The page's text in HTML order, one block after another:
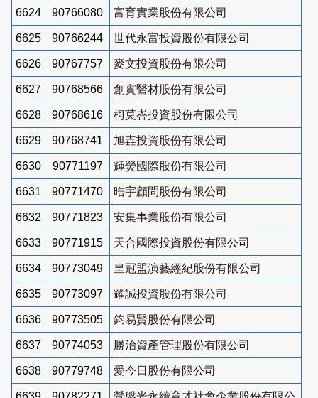
6624 90766080 富育實業股份有限公司
6625 90766244 世代永富投資股份有限公司
6626 90767757 麥文投資股份有限公司
6627 90768566 創實醫材股份有限公司
6628 90768616 柯莫峇投資股份有限公司
6629 90768741 旭壵投資股份有限公司
6630 90771197 輝熒國際股份有限公司
6631 90771470 晧宇顧問股份有限公司
6632 90771823 安集事業股份有限公司
6633 90771915 天合國際投資股份有限公司
6634 90773049 皇冠盟演藝經紀股份有限公司
6635 90773097 耀誠投資股份有限公司
6636 90773505 鈞易賢股份有限公司
6637 90774053 勝治資產管理股份有限公司
6638 90779748 愛今日股份有限公司